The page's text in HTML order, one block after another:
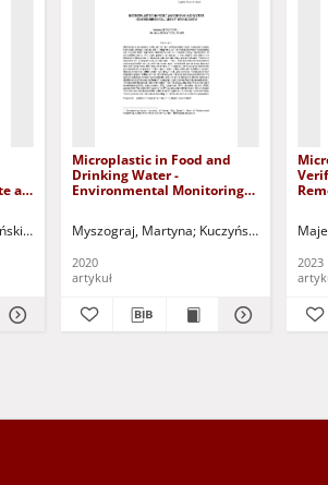
Monika Kuczyński, Tadeusz - red.
at
Tadeusz - red.
Microplastic in Food and
Drinking Water -
Environmental Monitoring
Myszograj, Martyna Kuczyński, Tadeusz -
2020
artykuł
2023